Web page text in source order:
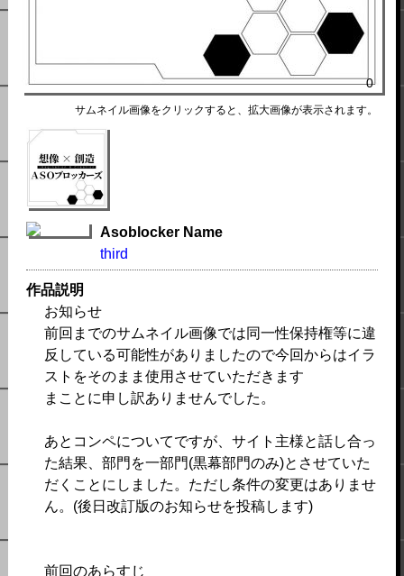
0
サムネイル画像をクリックすると、拡大画像が表示されます。
Asoblocker Name
third
作品説明
お知らせ
前回までのサムネイル画像では同一性保持権等に違
反している可能性がありましたので今回からはイラ
ストをそのまま使用させていただきます
まことに申し訳ありませんでした。
あとコンペについてですが、サイト主様と話し合っ
た結果、部門を一部門(黒幕部門のみ)とさせていた
だくことにしました。ただし条件の変更はありませ
ん。(後日改訂版のお知らせを投稿します)
前回のあらすじ